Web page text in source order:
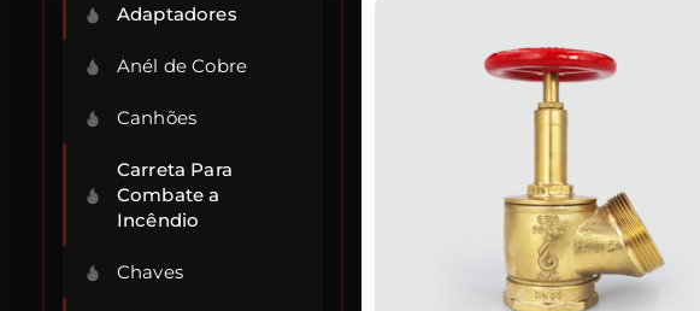
Adaptadores
Anél de Cobre
Canhões
Carreta Para
Combate a
Incêndio
Chaves